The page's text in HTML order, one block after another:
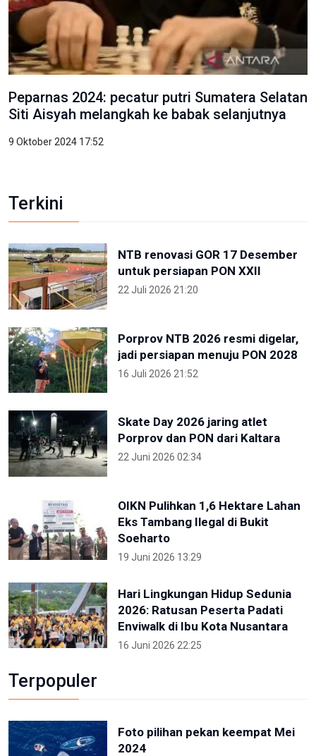
Peparnas 2024: pecatur putri Sumatera Selatan
Siti Aisyah melangkah ke babak selanjutnya
9 Oktober 2024 17:52
Terkini
NTB renovasi GOR 17 Desember
untuk persiapan PON XXII
22 Juli 2026 21:20
Porprov NTB 2026 resmi digelar,
jadi persiapan menuju PON 2028
16 Juli 2026 21:52
Skate Day 2026 jaring atlet
Porprov dan PON dari Kaltara
22 Juni 2026 02:34
OIKN Pulihkan 1,6 Hektare Lahan
Eks Tambang Ilegal di Bukit
Soeharto
19 Juni 2026 13:29
Hari Lingkungan Hidup Sedunia
2026: Ratusan Peserta Padati
Enviwalk di Ibu Kota Nusantara
16 Juni 2026 22:25
Terpopuler
Foto pilihan pekan keempat Mei
2024